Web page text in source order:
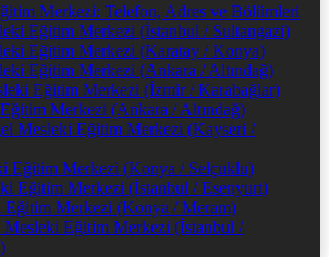
Merkezi: Telefon, Adres ve Bölümleri
Eğitim Merkezi (İstanbul / Sultangazi)
Eğitim Merkezi (Karatay / Konya)
Eğitim Merkezi (Ankara / Altındağ)
Eğitim Merkezi (İzmir / Karabağlar)
Merkezi (Ankara / Altındağ)
Mesleki Eğitim Merkezi (Kayseri /
Eğitim Merkezi (Konya / Selçuklu)
Eğitim Merkezi (İstanbul / Esenyurt)
Eğitim Merkezi (Konya / Meram)
Mesleki Eğitim Merkezi (İstanbul /